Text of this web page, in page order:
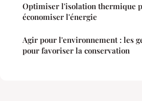
Optimiser l'isolation thermique
économiser l'énergie
Agir pour l'environnement : les
pour favoriser la conservation